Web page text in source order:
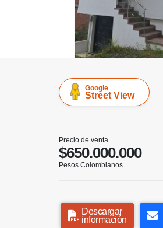
Google
Street View
Precio de venta
$650.000.000
Pesos Colombianos
Descargar
información